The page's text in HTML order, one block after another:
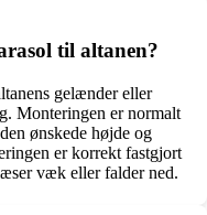
til altanen?
gelænder eller
Monteringen er normalt
ønskede højde og
er korrekt fastgjort
væk eller falder ned.